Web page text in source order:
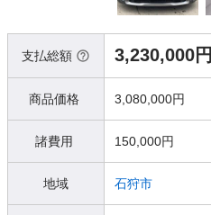
支払総額 3,230,000円
商品価格 3,080,000円
諸費用 150,000円
地域 石狩市